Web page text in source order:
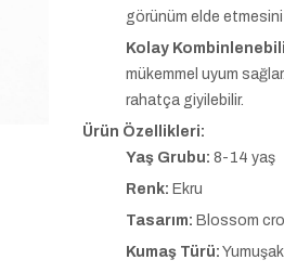
görünüm elde etmesini
Kolay
mükemmel uyum
rahatça giyilebilir.
Ürün Özellikleri:
Yaş Grubu: 8-14 yaş
Renk: Ekru
Tasarım: Blossom
Kumaş Türü: